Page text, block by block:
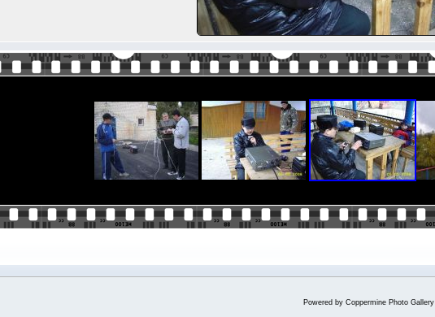
Powered by Coppermine Photo Gallery